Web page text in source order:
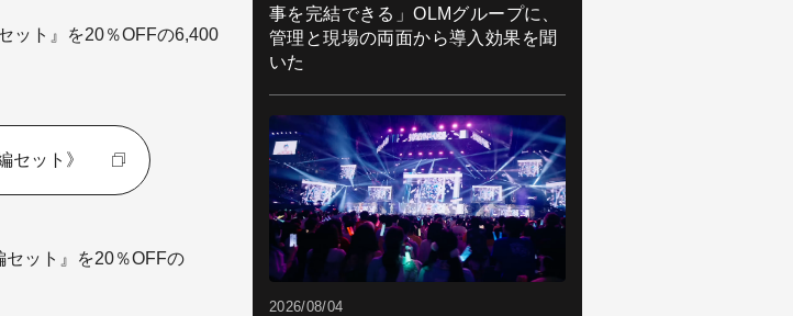
ット』を20％OFFの6,400
セット》
ット』を20％OFFの
事を完結できる」OLMグループに、
管理と現場の両面から導入効果を聞
いた
2026/08/04